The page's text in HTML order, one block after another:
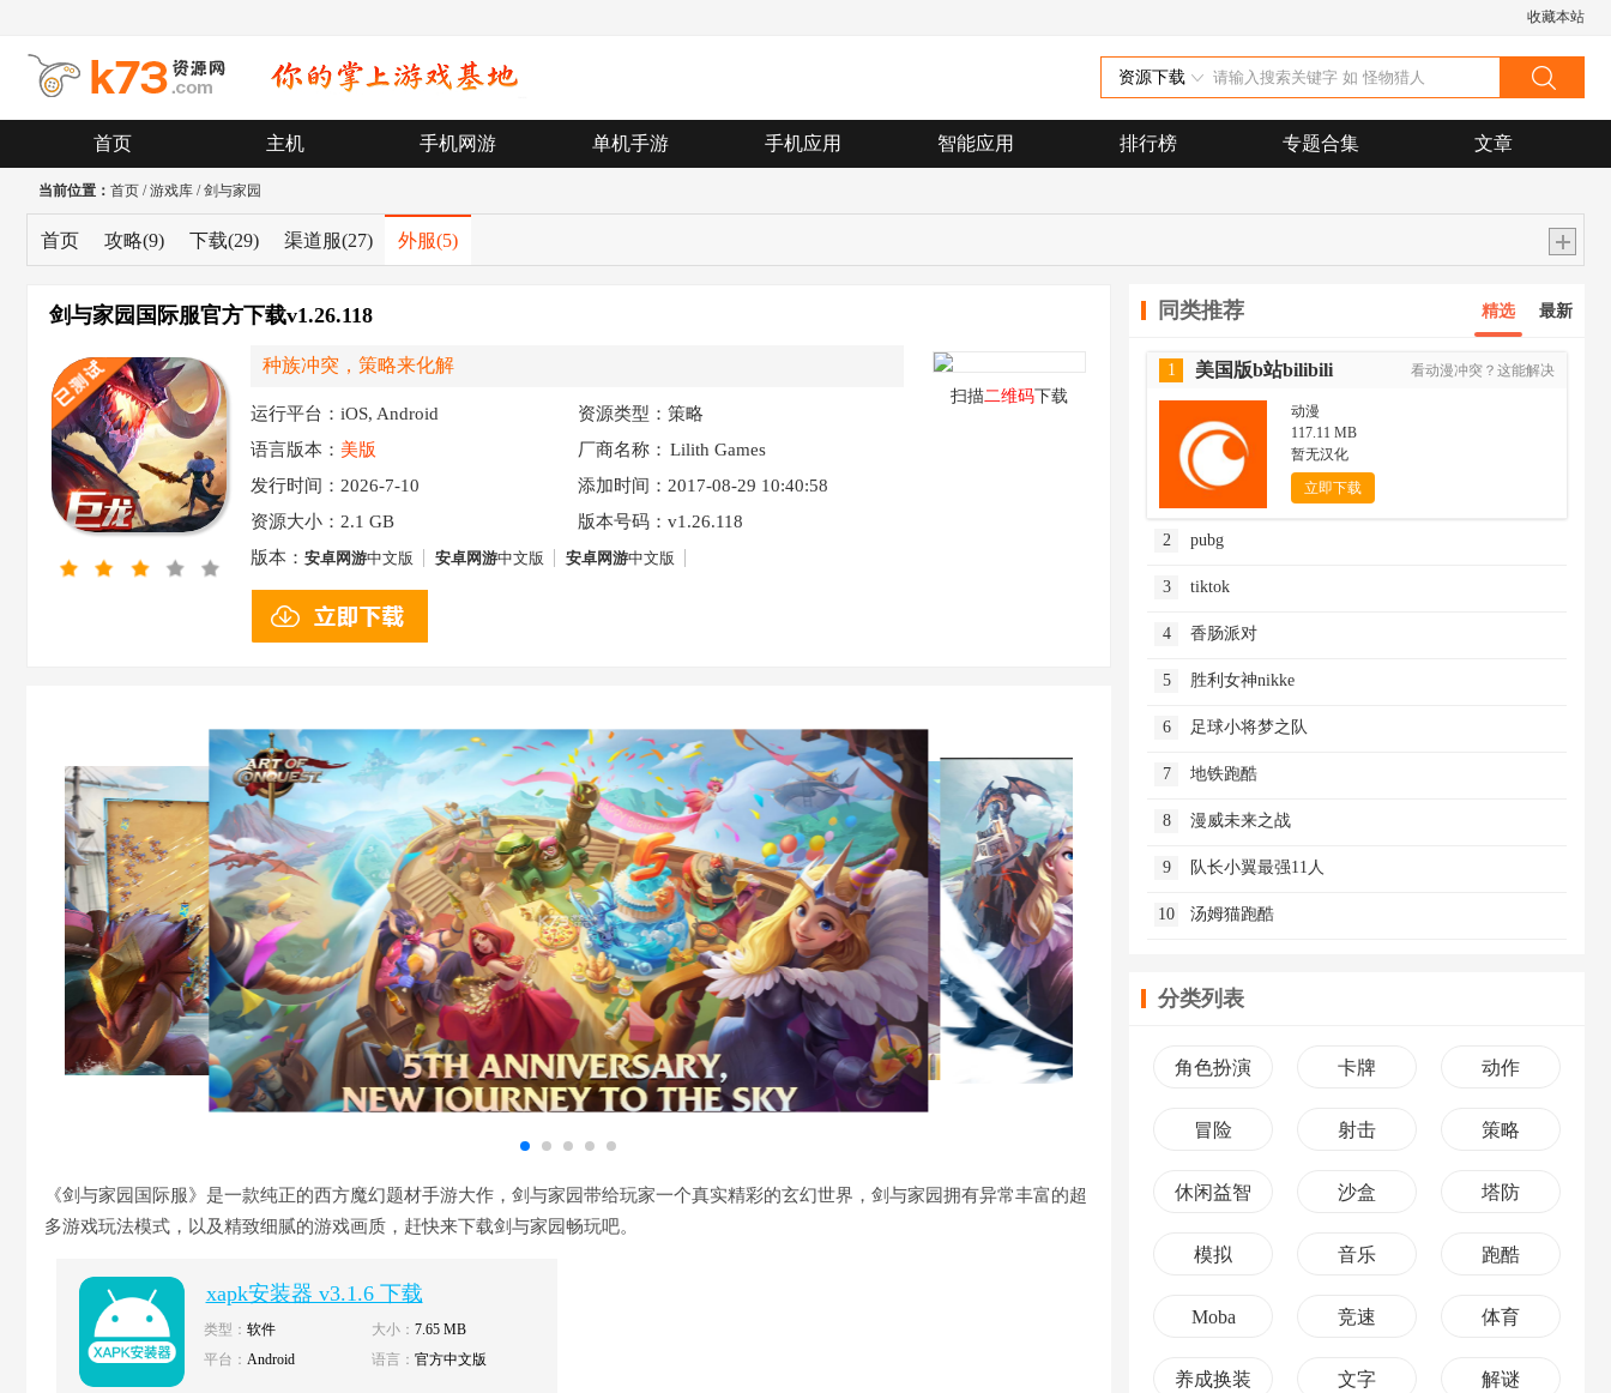
收藏本站
资源下载
首页 主机 手机网游 单机手游 手机应用 智能应用 排行榜 专题合集 文章
当前位置： 首页 /游戏库 /剑与家园
首页 攻略(9) 下载(29) 渠道服(27) 外服(5)
剑与家园国际服官方下载v1.26.118
种族冲突，策略来化解
运行平台：iOS, Android
资源类型：策略
语言版本： 美版 厂商名称： Lilith Games
SG Pte. Ltd.
发行时间：2026-7-10
添加时间：2017-08-29 10:40:58
资源大小： 2.1 GB
版本号码：v1.26.118
版本： 安卓网游中文版 安卓网游中文版 安卓网游中文版
扫描二维码下载
《剑与家园国际服》是一款纯正的西方魔幻题材手游大作，剑与家园带给玩家一个真实精彩的玄幻世界，剑与家园拥有异常丰富的超
多游戏玩法模式，以及精致细腻的游戏画质，赶快来下载剑与家园畅玩吧。
xapk安装器 v3.1.6 下载
类型： 软件 大小： 7.65 MB
平台： Android 语言： 官方中文版
同类推荐 精选 最新
1 美国版b站bilibili 看动漫冲突？这能解决
动漫
117.11 MB
暂无汉化
立即下载
2 pubg
3 tiktok
4 香肠派对
5 胜利女神nikke
6 足球小将梦之队
7 地铁跑酷
8 漫威未来之战
9 队长小翼最强11人
10 汤姆猫跑酷
分类列表
角色扮演 卡牌 动作
冒险 射击 策略
休闲益智 沙盒 塔防
模拟 音乐 跑酷
Moba 竞速 体育
养成换装 文字 解谜